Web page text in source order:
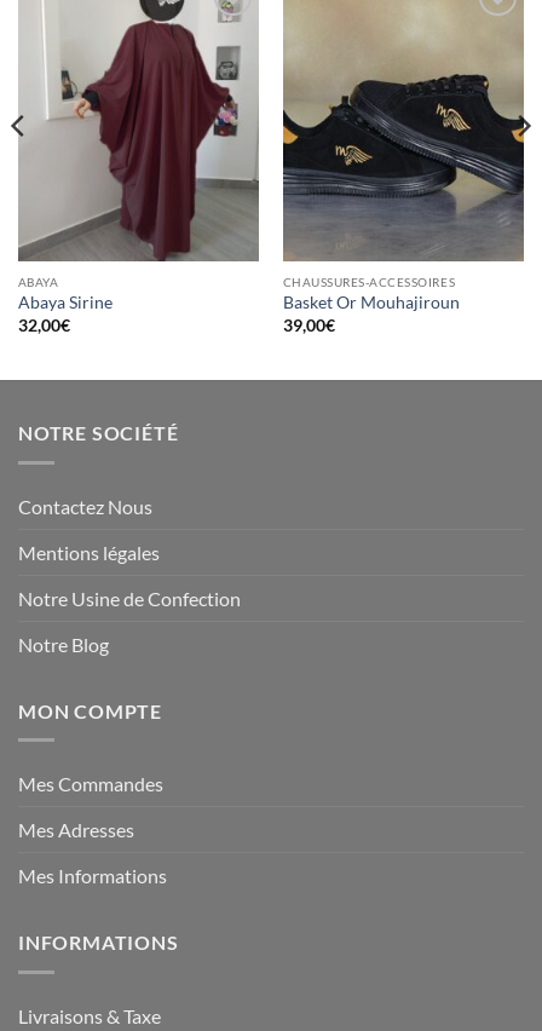
à la liste
d’envies
ABAYA
Abaya Sirine
32,00€
CHAUSSURES-ACCESSOIRES
Basket Or Mouhajiroun
39,00€
NOTRE SOCIÉTÉ
Contactez Nous
Mentions légales
Notre Usine de Confection
Notre Blog
MON COMPTE
Mes Commandes
Mes Adresses
Mes Informations
INFORMATIONS
Livraisons & Taxe